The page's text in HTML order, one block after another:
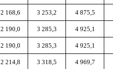
2 168,6 3 253,2 4 875,5
2 190,0 3 285,3 4 925,1
2 190,0 3 285,3 4 925,1
2 214,8 3 318,5 4 969,7